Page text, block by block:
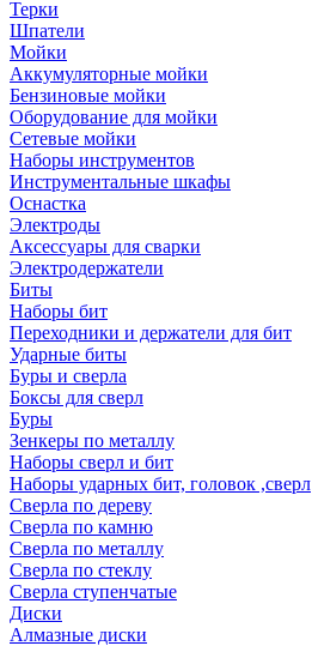
Терки
Шпатели
Мойки
Аккумуляторные мойки
Бензиновые мойки
Оборудование для мойки
Сетевые мойки
Наборы инструментов
Инструментальные шкафы
Оснастка
Электроды
Аксессуары для сварки
Электродержатели
Биты
Наборы бит
Переходники и держатели для бит
Ударные биты
Буры и сверла
Боксы для сверл
Буры
Зенкеры по металлу
Наборы сверл и бит
Наборы ударных бит, головок ,сверл
Сверла по дереву
Сверла по камню
Сверла по металлу
Сверла по стеклу
Сверла ступенчатые
Диски
Алмазные диски